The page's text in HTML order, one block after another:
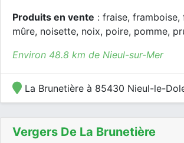
Produits en vente : fraise, framboise,
mûre, noisette, noix, poire, pomme,
Environ 48.8 km de Nieul-sur-Mer
La Brunetière à 85430 Nieul-le-
Vergers De La Brunetière